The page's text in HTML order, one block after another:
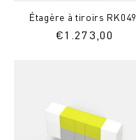
Étagère à tiroirs RK049
Prix
€1.273,00